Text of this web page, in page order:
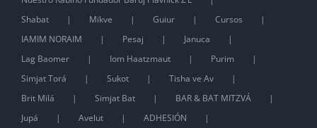
Shabat
Mikve Guiur
Cursos
IAMIM NORAIM
Pesaj
Januca
Lag Baomer
Iom Haatzmaut
Purim
Simjat Torá
Sukot
Tisha ve Av
Brit Milá
Simjat Bat
BAR & BAT MITZVÁ
Jupá
Avelut
ADHESIÓN